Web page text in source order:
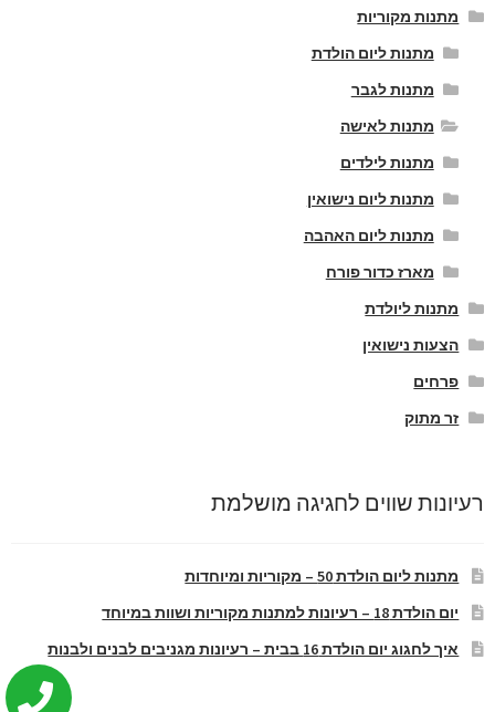
מתנות מקוריות
מתנות ליום הולדת
מתנות לגבר
מתנות לאישה
מתנות לילדים
מתנות ליום נישואין
מתנות ליום האהבה
מארז כדור פורח
מתנות ליולדת
הצעות נישואין
פרחים
זר מתוק
רעיונות שווים לחגיגה מושלמת
מתנות ליום הולדת 50 – מקוריות ומיוחדות
יום הולדת 18 – רעיונות למתנות מקוריות ושוות במיוחד
איך לחגוג יום הולדת 16 בבית – רעיונות מגניבים לבנים ולבנות